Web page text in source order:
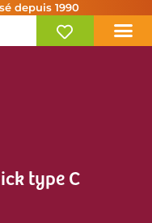
depuis 1990
type C